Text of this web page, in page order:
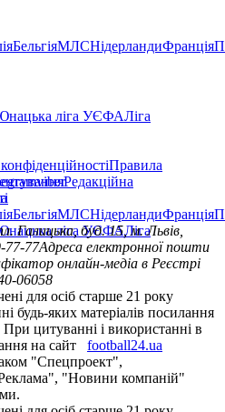
БельгіяМЛСНідерландиФранція
ліга УЄФАЛіга
Правила
Редакційна
viber
БельгіяМЛСНідерландиФранція
ліга УЄФАЛіга
Галицька, буд. 15, м. Львів,
77-77Адреса електронної пошти
онлайн-медіа в Реєстрі
06058
для осіб старше 21 року
будь-яких матеріалів посилання
цитуванні і використанні в
на сайт
football24.ua
"Спецпроект",
"Новини компаній"